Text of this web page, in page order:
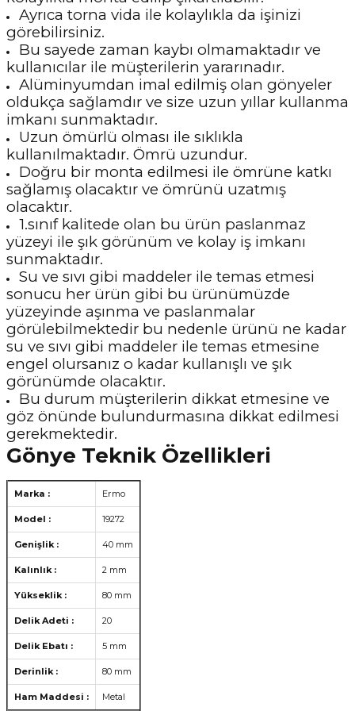
Ayrıca torna vida ile kolaylıkla da işinizi
görebilirsiniz.
Bu sayede zaman kaybı olmamaktadır ve
kullanıcılar ile müşterilerin yararınadır.
Alüminyumdan imal edilmiş olan gönyeler
oldukça sağlamdır ve size uzun yıllar kullanma
imkanı sunmaktadır.
Uzun ömürlü olması ile sıklıkla
kullanılmaktadır. Ömrü uzundur.
Doğru bir monta edilmesi ile ömrüne katkı
sağlamış olacaktır ve ömrünü uzatmış
olacaktır.
1.sınıf kalitede olan bu ürün paslanmaz
yüzeyi ile şık görünüm ve kolay iş imkanı
sunmaktadır.
Su ve sıvı gibi maddeler ile temas etmesi
sonucu her ürün gibi bu ürünümüzde
yüzeyinde aşınma ve paslanmalar
görülebilmektedir bu nedenle ürünü ne kadar
su ve sıvı gibi maddeler ile temas etmesine
engel olursanız o kadar kullanışlı ve şık
görünümde olacaktır.
Bu durum müşterilerin dikkat etmesine ve
göz önünde bulundurmasına dikkat edilmesi
gerekmektedir.
Gönye Teknik Özellikleri
Marka : Ermo
Model : 19272
Genişlik : 40 mm
Kalınlık : 2 mm
Yükseklik : 80 mm
Delik Adeti : 20
Delik Ebatı : 5 mm
Derinlik : 80 mm
Ham Maddesi : Metal